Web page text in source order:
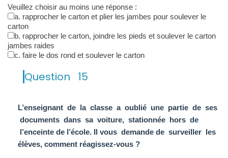
Veuillez choisir au moins une réponse :
a. rapprocher le carton et plier les jambes pour soulever le
carton
b. rapprocher le carton, joindre les pieds et soulever le carton
jambes raides
c. faire le dos rond et soulever le carton
Question 15
L’enseignant de la classe a oublié une partie de ses
documents dans sa voiture, stationnée hors de
l’enceinte de l’école. Il vous demande de surveiller les
élèves, comment réagissez-vous ?